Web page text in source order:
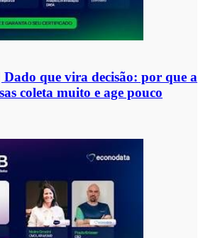
que vira decisão: por que a
coleta muito e age pouco